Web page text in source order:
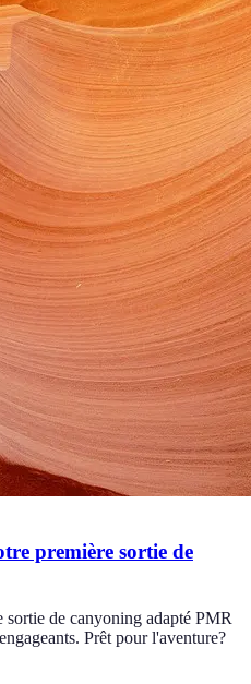
première sortie de
de canyoning adapté PMR
Prêt pour l'aventure?